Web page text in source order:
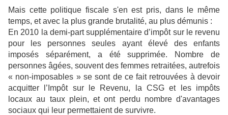
Mais cette politique fiscale s'en est pris, dans le même
temps, et avec la plus grande brutalité, au plus démunis :
En 2010 la demi-part supplémentaire d’impôt sur le revenu
pour les personnes seules ayant élevé des enfants
imposés séparément, a été supprimée. Nombre de
personnes âgées, souvent des femmes retraitées, autrefois
« non-imposables » se sont de ce fait retrouvées à devoir
acquitter l’Impôt sur le Revenu, la CSG et les impôts
locaux au taux plein, et ont perdu nombre d'avantages
sociaux qui leur permettaient de survivre.